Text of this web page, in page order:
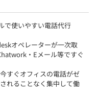
で使いやすい電話代行
オペレーターが一次取
・Eメール等ですぐ
すぐオフィスの電話がゼ
れることなく集中して働